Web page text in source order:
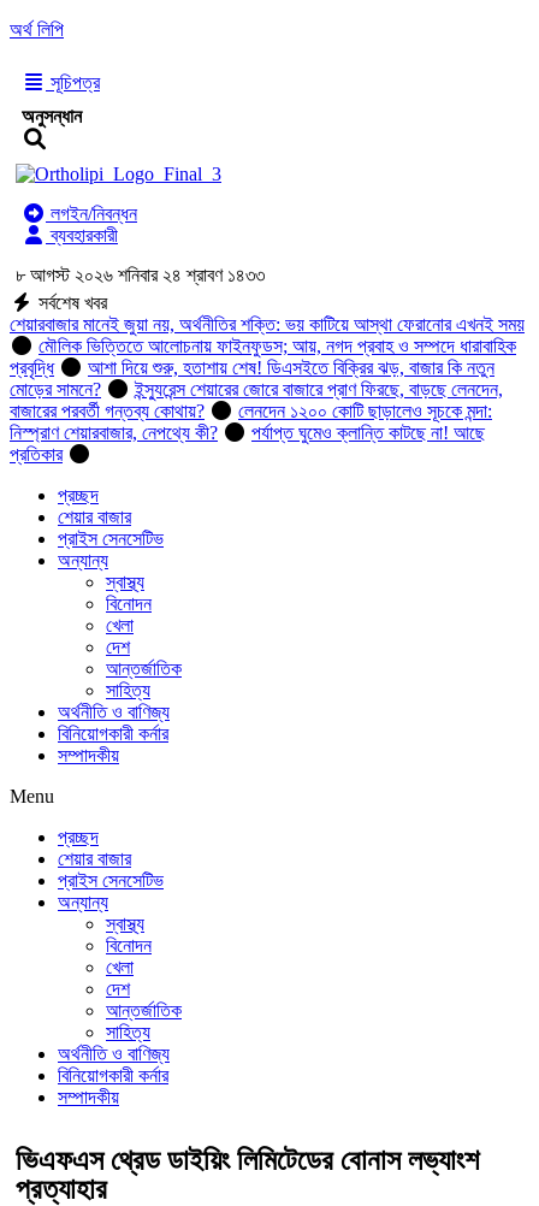
অর্থ লিপি
সূচিপত্র
অনুসন্ধান
লগইন/নিবন্ধন
ব্যবহারকারী
৮ আগস্ট ২০২৬ শনিবার ২৪ শ্রাবণ ১৪৩৩
সর্বশেষ খবর
শেয়ারবাজার মানেই জুয়া নয়, অর্থনীতির শক্তি: ভয় কাটিয়ে আস্থা ফেরানোর এখনই সময়
মৌলিক ভিত্তিতে আলোচনায় ফাইনফুডস; আয়, নগদ প্রবাহ ও সম্পদে ধারাবাহিক
প্রবৃদ্ধি
আশা দিয়ে শুরু, হতাশায় শেষ! ডিএসইতে বিক্রির ঝড়, বাজার কি নতুন
মোড়ের সামনে?
ইন্স্যুরেন্স শেয়ারের জোরে বাজারে প্রাণ ফিরছে, বাড়ছে লেনদেন,
বাজারের পরবর্তী গন্তব্য কোথায়?
লেনদেন ১২০০ কোটি ছাড়ালেও সূচকে মন্দা:
নিস্প্রাণ শেয়ারবাজার, নেপথ্যে কী?
পর্যাপ্ত ঘুমেও ক্লান্তি কাটছে না! আছে
প্রতিকার
প্রচ্ছদ
শেয়ার বাজার
প্রাইস সেনসেটিভ
অন্যান্য
স্বাস্থ্য
বিনোদন
খেলা
দেশ
আন্তর্জাতিক
সাহিত্য
অর্থনীতি ও বাণিজ্য
বিনিয়োগকারী কর্নার
সম্পাদকীয়
Menu
প্রচ্ছদ
শেয়ার বাজার
প্রাইস সেনসেটিভ
অন্যান্য
স্বাস্থ্য
বিনোদন
খেলা
দেশ
আন্তর্জাতিক
সাহিত্য
অর্থনীতি ও বাণিজ্য
বিনিয়োগকারী কর্নার
সম্পাদকীয়
ভিএফএস থ্রেড ডাইয়িং লিমিটেডের বোনাস লভ্যাংশ
প্রত্যাহার